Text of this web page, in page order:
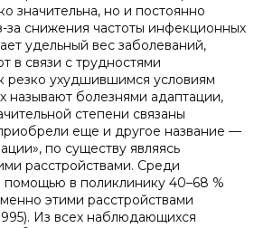
значительна, но и постоянно
за снижения частоты инфекционных
удельный вес заболеваний,
в связи с трудностями
резко ухудшившимся условиям
называют болезнями адаптации,
степени связаны
еще и другое название —
по существу являясь
расстройствами. Среди
в поликлинику 40–68 %
этими расстройствами
Из всех наблюдающихся